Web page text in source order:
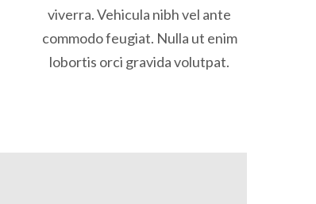
viverra. Vehicula nibh vel ante
commodo feugiat. Nulla ut enim
lobortis orci gravida volutpat.